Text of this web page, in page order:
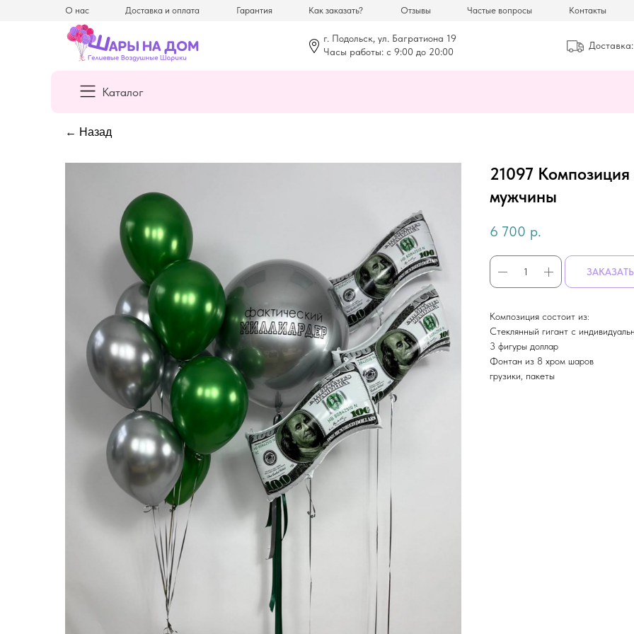
Отзывы Частые вопросы Контакты
Гарантия Как заказать?
Доставка и оплата
О нас
г. Подольск, ул. Багратиона 19
Часы работы: с 9:00 до 20:00
Доставка:
Каталог
← Назад
21097
мужчины
6 700 р.
ЗАКАЗАТЬ
Композиция состоит из:
Стеклянный гигант с
3 фигуры доллар
Фонтан из 8 хром шаров
грузики, пакеты